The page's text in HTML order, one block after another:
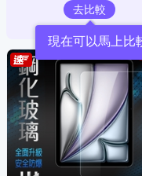
去比較
現在可以馬上比